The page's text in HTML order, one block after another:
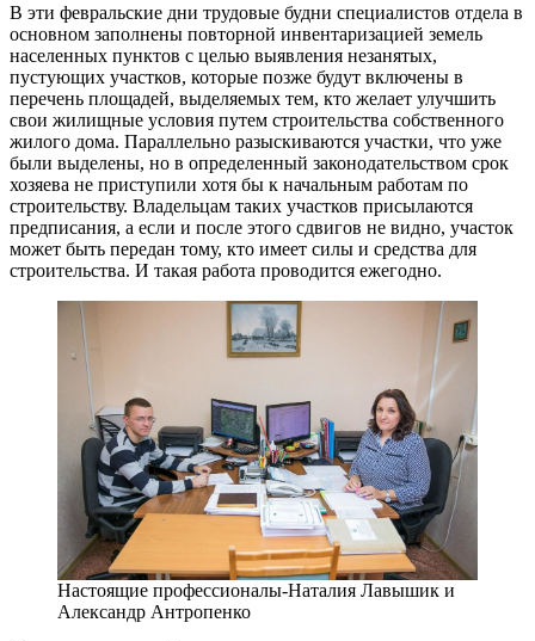
В эти февральские дни трудовые будни специалистов отдела в
основном заполнены повторной инвентаризацией земель
населенных пунктов с целью выявления незанятых,
пустующих участков, которые позже будут включены в
перечень площадей, выделяемых тем, кто желает улучшить
свои жилищные условия путем строительства собственного
жилого дома. Параллельно разыскиваются участки, что уже
были выделены, но в определенный законодательством срок
хозяева не приступили хотя бы к начальным работам по
строительству. Владельцам таких участков присылаются
предписания, а если и после этого сдвигов не видно, участок
может быть передан тому, кто имеет силы и средства для
строительства. И такая работа проводится ежегодно.
Настоящие профессионалы-Наталия Лавышик и
Александр Антропенко